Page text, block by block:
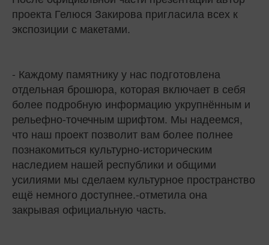
проекта Гелюся Закирова пригласила всех к
экспозиции с макетами.
- Каждому памятнику у нас подготовлена
отдельная брошюра, которая включает в себя
более подробную информацию укрупнённым и
рельефно-точечным шрифтом. Мы надеемся,
что наш проект позволит вам более полнее
познакомиться культурно-историческим
наследием нашей республики и общими
усилиями мы сделаем культурное пространство
ещё немного доступнее.-отметила она
закрывая официальную часть.